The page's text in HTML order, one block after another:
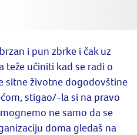
i pun zbrke i čak uz
teže učiniti kad se radi o
sitne životne dogodovštine
stigao/-la si na pravo
ne samo da se
doma gledaš na